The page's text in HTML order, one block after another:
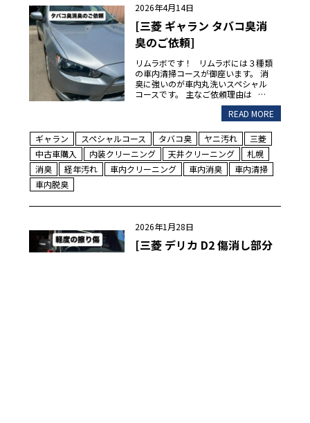
2026年4月14日
[三菱 ギャラン タバコ臭消
臭のご依頼]
リムラボです！ リムラボには３種類
の車内清掃コースが御座います。 消
臭に強いのが車内丸洗いスペシャル
コースです。 主なご依頼理由は …
READ MORE
ギャラン スペシャルコース タバコ臭 ヤニ汚れ
三菱
中古車購入
内装クリーニング 天井クリーニング
札幌
消臭
経年汚れ 車内クリーニング 車内消臭
車内清掃
車内脱臭
2026年1月28日
[三菱 デリカ D2 傷消し部分